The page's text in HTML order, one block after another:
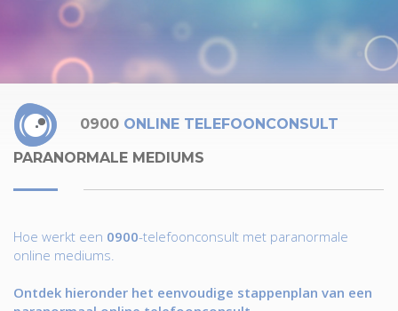
0900 ONLINE TELEFOONCONSULT
PARANORMALE MEDIUMS
Hoe werkt een 0900-telefoonconsult met paranormale
online mediums.
Ontdek hieronder het eenvoudige stappenplan van een